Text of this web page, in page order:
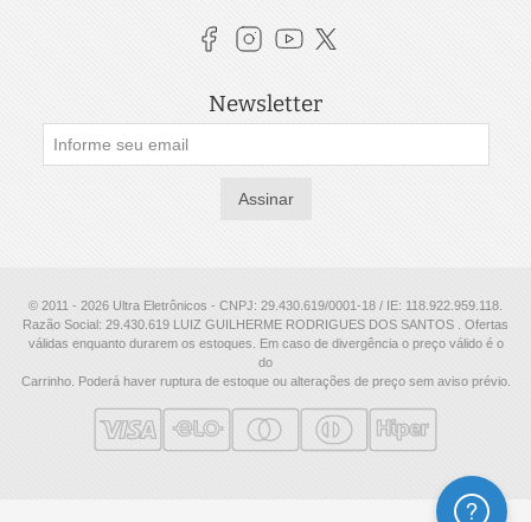
Newsletter
Assinar
© 2011 - 2026 Ultra Eletrônicos - CNPJ: 29.430.619/0001-18 / IE: 118.922.959.118.
Razão Social: 29.430.619 LUIZ GUILHERME RODRIGUES DOS SANTOS . Ofertas
válidas enquanto durarem os estoques. Em caso de divergência o preço válido é o
do
Carrinho. Poderá haver ruptura de estoque ou alterações de preço sem aviso prévio.
Ajuda